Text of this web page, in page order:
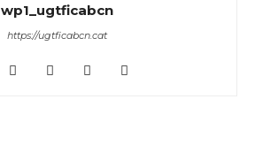
wp1_ugtficabcn
https://ugtficabcn.cat